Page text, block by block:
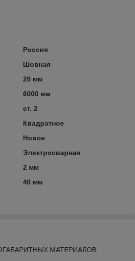
Россия
Шовная
20 мм
6000 мм
ст. 2
Квадратное
Новое
Электросварная
2 мм
40 мм
МАТЕРИАЛОВ